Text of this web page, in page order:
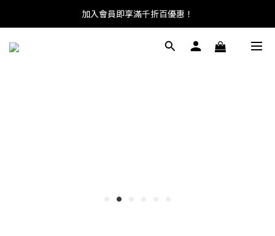
加入會員即享滿千折百優惠！